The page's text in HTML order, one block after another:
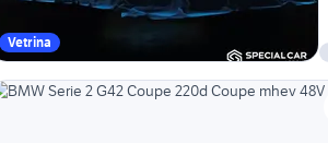
Vetrina